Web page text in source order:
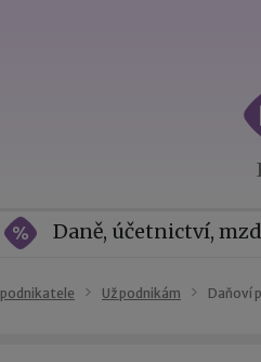
Daně, účetnictví,
Už podnikám Daňoví